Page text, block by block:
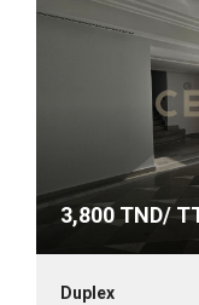
3,800 TND/
Duplex